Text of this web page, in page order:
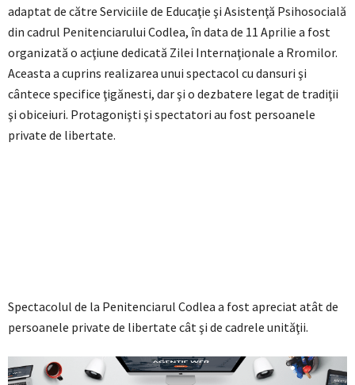
adaptat de către Serviciile de Educaţie şi Asistenţă Psihosocială
din cadrul Penitenciarului Codlea, în data de 11 Aprilie a fost
organizată o acţiune dedicată Zilei Internaţionale a Rromilor.
Aceasta a cuprins realizarea unui spectacol cu dansuri şi
cântece specifice ţigănesti, dar şi o dezbatere legat de tradiţii
şi obiceiuri. Protagonişti şi spectatori au fost persoanele
private de libertate.
Spectacolul de la Penitenciarul Codlea a fost apreciat atât de
persoanele private de libertate cât şi de cadrele unităţii.